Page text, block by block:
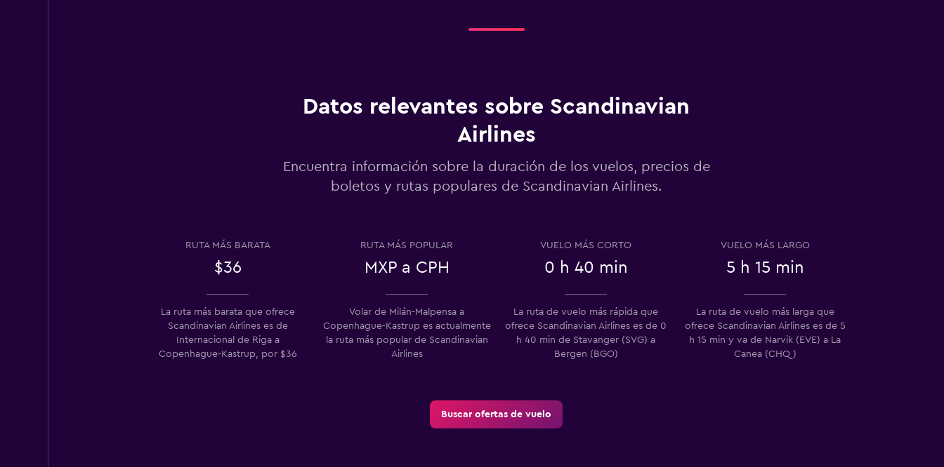
Datos relevantes sobre Scandinavian
Airlines
Encuentra información sobre la duración de los vuelos, precios de
boletos y rutas populares de Scandinavian Airlines.
RUTA MÁS BARATA
$36
RUTA MÁS POPULAR
MXP a CPH
VUELO MÁS CORTO
0 h 40 min
VUELO MÁS LARGO
5 h 15 min
La ruta más barata que ofrece
Scandinavian Airlines es de
Internacional de Riga a
Copenhague-Kastrup, por $36
Volar de Milán-Malpensa a
Copenhague-Kastrup es actualmente
la ruta más popular de Scandinavian
Airlines
La ruta de vuelo más rápida que
ofrece Scandinavian Airlines es de 0
h 40 min de Stavanger (SVG) a
Bergen (BGO)
La ruta de vuelo más larga que
ofrece Scandinavian Airlines es de 5
h 15 min y va de Narvik (EVE) a La
Canea (CHQ)
Buscar ofertas de vuelo